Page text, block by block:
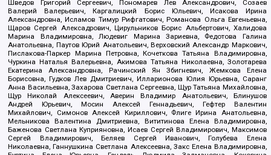
Шведов Григорий Сергеевич, Пономарев Лев Александрович, Созаев
Валерий Валерьевич, Каргалицкий Борис Юльевич, Исакова Ирина
Александровна, Исламов Тимур Рифгатович, Романова Ольга Евгеньевна,
Щаров Сергей Алексадрович, Цирульников Борис Альбертович, Халидова
Марина Владимировна, Людевиг Марина Зариевна, Федотова Галина
Анатольевна, Паутов Юрий Анатольевич, Верховский Александр Маркович,
Пислакова-Паркер Марина Петровна, Кочеткова Татьяна Владимировна,
Чуркина Наталья Валерьевна, Акимова Татьяна Николаевна, Золотарева
Екатерина Александровна, Рачинский Ян Збигневич, Жемкова Елена
Борисовна, Гудков Лев Дмитриевич, Илларионова Юлия Юрьевна, Саранг
Анна Васильевна, Захарова Светлана Сергеевна, Щур Татьяна Михайловна,
Щур Николай Алексеевич, Аверин Владимир Анатольевич, Блинушов
Андрей Юрьевич, Мосин Алексей Геннадьевич, Гефтер Валентин
Михайлович, Симонов Алексей Кириллович, Флиге Ирина Анатольевна,
Мельникова Валентина Дмитриевна, Вититинова Елена Владимировна,
Баженова Светлана Куприяновна, Исаев Сергей Владимирович, Максимов
Сергей Владимирович, Беляев Сергей Иванович, Голубева Елена
Николаевна, Ганнушкина Светлана Алексеевна, Закс Елена Владимировна,